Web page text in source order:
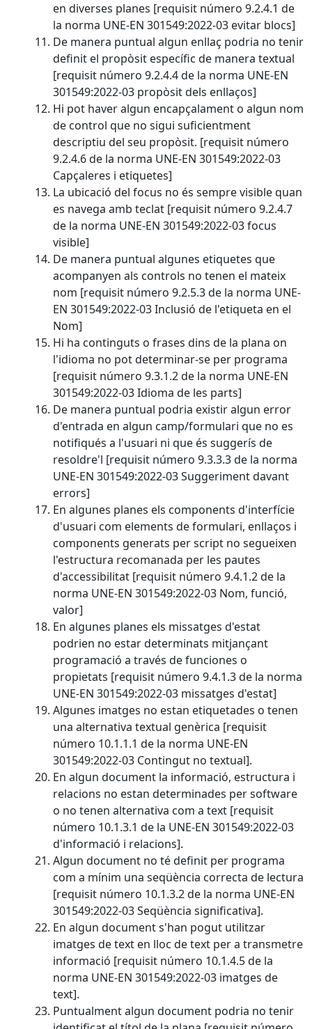
en diverses planes [requisit número 9.2.4.1 de
la norma UNE-EN 301549:2022-03 evitar blocs]
De manera puntual algun enllaç podria no tenir
definit el propòsit específic de manera textual
[requisit número 9.2.4.4 de la norma UNE-EN
301549:2022-03 propòsit dels enllaços]
Hi pot haver algun encapçalament o algun nom
de control que no sigui suficientment
descriptiu del seu propòsit. [requisit número
9.2.4.6 de la norma UNE-EN 301549:2022-03
Capçaleres i etiquetes]
La ubicació del focus no és sempre visible quan
es navega amb teclat [requisit número 9.2.4.7
de la norma UNE-EN 301549:2022-03 focus
visible]
De manera puntual algunes etiquetes que
acompanyen als controls no tenen el mateix
nom [requisit número 9.2.5.3 de la norma UNE-
EN 301549:2022-03 Inclusió de l'etiqueta en el
Nom]
Hi ha continguts o frases dins de la plana on
l'idioma no pot determinar-se per programa
[requisit número 9.3.1.2 de la norma UNE-EN
301549:2022-03 Idioma de les parts]
De manera puntual podria existir algun error
d'entrada en algun camp/formulari que no es
notifiqués a l'usuari ni que és suggerís de
resoldre'l [requisit número 9.3.3.3 de la norma
UNE-EN 301549:2022-03 Suggeriment davant
errors]
En algunes planes els components d'interfície
d'usuari com elements de formulari, enllaços i
components generats per script no segueixen
l'estructura recomanada per les pautes
d'accessibilitat [requisit número 9.4.1.2 de la
norma UNE-EN 301549:2022-03 Nom, funció,
valor]
En algunes planes els missatges d'estat
podrien no estar determinats mitjançant
programació a través de funciones o
propietats [requisit número 9.4.1.3 de la norma
UNE-EN 301549:2022-03 missatges d'estat]
Algunes imatges no estan etiquetades o tenen
una alternativa textual genèrica [requisit
número 10.1.1.1 de la norma UNE-EN
301549:2022-03 Contingut no textual].
En algun document la informació, estructura i
relacions no estan determinades per software
o no tenen alternativa com a text [requisit
número 10.1.3.1 de la UNE-EN 301549:2022-03
d'informació i relacions].
Algun document no té definit per programa
com a mínim una seqüència correcta de lectura
[requisit número 10.1.3.2 de la norma UNE-EN
301549:2022-03 Seqüència significativa].
En algun document s'han pogut utilitzar
imatges de text en lloc de text per a transmetre
informació [requisit número 10.1.4.5 de la
norma UNE-EN 301549:2022-03 imatges de
text].
Puntualment algun document podria no tenir